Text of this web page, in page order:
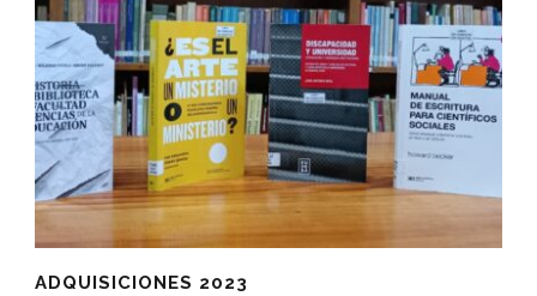
ADQUISICIONES 2023